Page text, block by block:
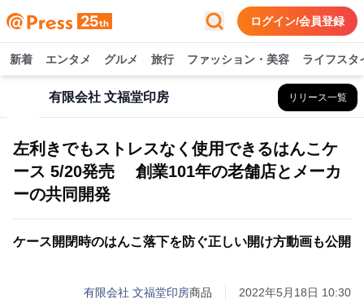
ログイン/会員登録
新着 エンタメ グルメ 旅行 ファッション・美容 ライフスタ
有限会社 文福堂印房 リリース一覧
左利きでもストレスなく使用できるはんこケ
ース 5/20発売 創業101年の老舗店とメーカ
ーの共同開発
ケース開閉時のはんこ落下を防ぐ正しい開け方動画も公開
有限会社 文福堂印房商品 2022年5月18日 10:30